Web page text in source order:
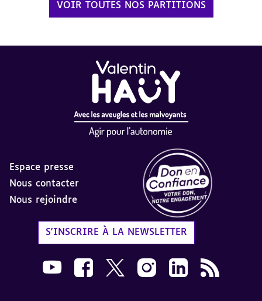
VOIR TOUTES NOS PARTITIONS
Espace presse
Nous contacter
Nous rejoindre
S'INSCRIRE À LA NEWSLETTER
Nous suivre sur Youtube AVH dans une
Nous suivre sur Facebook AVH dans
Nous suivre sur X AVH dans une
Nous suivre sur Instagram
Nous suivre sur
Flux RSS